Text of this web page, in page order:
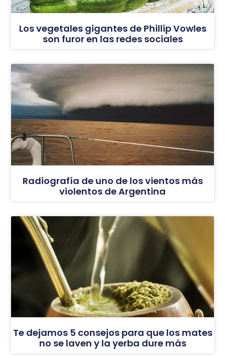
Los vegetales gigantes de Phillip Vowles
son furor en las redes sociales
Radiografía de uno de los vientos más
violentos de Argentina
Te dejamos 5 consejos para que los mates
no se laven y la yerba dure más